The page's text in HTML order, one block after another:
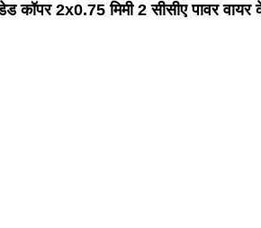
कॉपर 2x0.75 मिमी 2 सीसीए पावर वायर